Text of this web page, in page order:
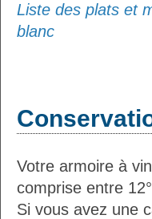
Liste des plats et
blanc
Votre armoire à
comprise entre
Si vous avez une